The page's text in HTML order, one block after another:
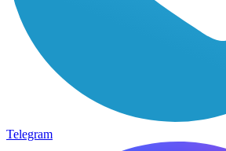
Telegram